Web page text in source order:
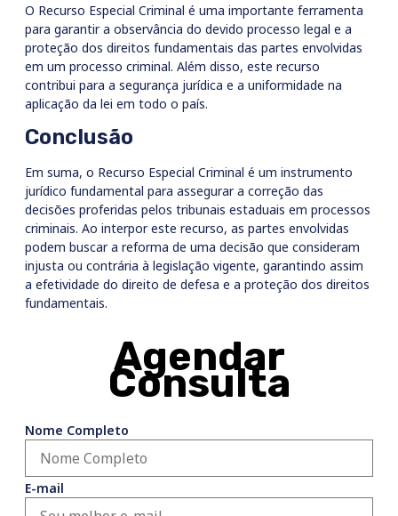
O Recurso Especial Criminal é uma importante ferramenta
para garantir a observância do devido processo legal e a
proteção dos direitos fundamentais das partes envolvidas
em um processo criminal. Além disso, este recurso
contribui para a segurança jurídica e a uniformidade na
aplicação da lei em todo o país.
Conclusão
Em suma, o Recurso Especial Criminal é um instrumento
jurídico fundamental para assegurar a correção das
decisões proferidas pelos tribunais estaduais em processos
criminais. Ao interpor este recurso, as partes envolvidas
podem buscar a reforma de uma decisão que consideram
injusta ou contrária à legislação vigente, garantindo assim
a efetividade do direito de defesa e a proteção dos direitos
fundamentais.
Agendar
Consulta
Nome Completo
E-mail